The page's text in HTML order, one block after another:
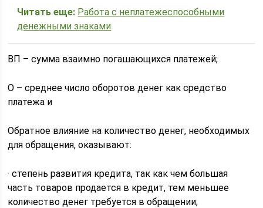
Читать еще: Работа с неплатежеспособными
денежными знаками
ВП – сумма взаимно погашающихся платежей;
О – среднее число оборотов денег как средство
платежа и
Обратное влияние на количество денег, необходимых
для обращения, оказывают:
· степень развития кредита, так как чем большая
часть товаров продается в кредит, тем меньшее
количество денег требуется в обращении;